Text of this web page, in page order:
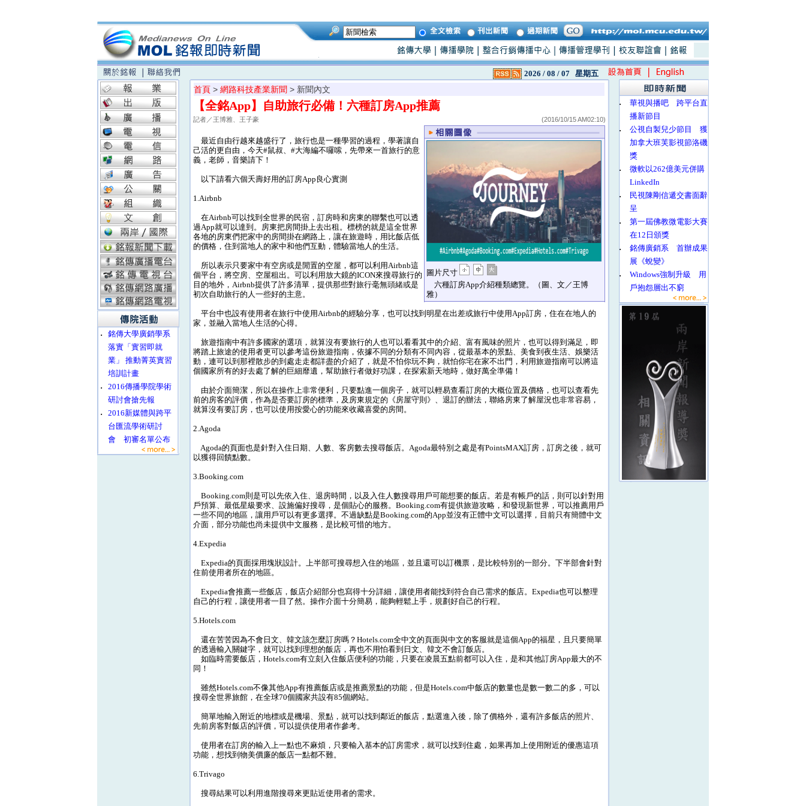
2026 / 08 / 07 星期五
‧
銘傳大學廣銷學系
落實「實習即就
業」 推動菁英實習
培訓計畫
‧
2016傳播學院學術
研討會搶先報
‧
2016新媒體與跨平
台匯流學術研討
會 初審名單公布
首頁 > 網路科技產業新聞 > 新聞內文
【全銘App】自助旅行必備！六種訂房App推薦
記者／王博雅、王子豪 (2016/10/15 AM02:10)
圖片尺寸
六種訂房App介紹種類總覽。（圖、文／王博
雅）
最近自由行越來越盛行了，旅行也是一種學習的過程，學著讓自
己活的更自由，今天#鼠叔、#大海編不囉嗦，先帶來一首旅行的意
義，老師，音樂請下！
以下請看六個夭壽好用的訂房App良心實測
1.Airbnb
在Airbnb可以找到全世界的民宿，訂房時和房東的聯繫也可以透
過App就可以達到。房東把房間掛上去出租。標榜的就是這全世界
各地的房東們把家中的房間掛在網路上，讓在旅遊時，用比飯店低
的價格，住到當地人的家中和他們互動，體驗當地人的生活。
所以表示只要家中有空房或是閒置的空屋，都可以利用Airbnb這
個平台，將空房、空屋租出。可以利用放大鏡的ICON來搜尋旅行的
目的地外，Airbnb提供了許多清單，提供那些對旅行毫無頭緒或是
初次自助旅行的人一些好的主意。
平台中也設有使用者在旅行中使用Airbnb的經驗分享，也可以找到明星在出差或旅行中使用App訂房，住在在地人的
家，並融入當地人生活的心得。
旅遊指南中有許多國家的選項，就算沒有要旅行的人也可以看看其中的介紹、富有風味的照片，也可以得到滿足，即
將踏上旅途的使用者更可以參考這份旅遊指南，依據不同的分類有不同內容，從最基本的景點、美食到夜生活、娛樂活
動，連可以到那裡散步的到處走走都詳盡的介紹了，就是不怕你玩不夠，就怕你宅在家不出門，利用旅遊指南可以將這
個國家所有的好去處了解的巨細靡遺，幫助旅行者做好功課，在探索新天地時，做好萬全準備！
由於介面簡潔，所以在操作上非常便利，只要點進一個房子，就可以輕易查看訂房的大概位置及價格，也可以查看先
前的房客的評價，作為是否要訂房的標準，及房東規定的《房屋守則》、退訂的辦法，聯絡房東了解屋況也非常容易，
就算沒有要訂房，也可以使用按愛心的功能來收藏喜愛的房間。
2.Agoda
Agoda的頁面也是針對入住日期、人數、客房數去搜尋飯店。Agoda最特別之處是有PointsMAX訂房，訂房之後，就可
以獲得回饋點數。
3.Booking.com
Booking.com則是可以先依入住、退房時間，以及入住人數搜尋用戶可能想要的飯店。若是有帳戶的話，則可以針對用
戶預算、最低星級要求、設施偏好搜尋，是個貼心的服務。Booking.com有提供旅遊攻略，和發現新世界，可以推薦用戶
一些不同的地區，讓用戶可以有更多選擇。不過缺點是Booking.com的App並沒有正體中文可以選擇，目前只有簡體中文
介面，部分功能也尚未提供中文服務，是比較可惜的地方。
4.Expedia
Expedia的頁面採用塊狀設計。上半部可搜尋想入住的地區，並且還可以訂機票，是比較特別的一部分。下半部會針對
住前使用者所在的地區。
Expedia會推薦一些飯店，飯店介紹部分也寫得十分詳細，讓使用者能找到符合自己需求的飯店。Expedia也可以整理
自己的行程，讓使用者一目了然。操作介面十分簡易，能夠輕鬆上手，規劃好自己的行程。
5.Hotels.com
還在苦苦因為不會日文、韓文該怎麼訂房嗎？Hotels.com全中文的頁面與中文的客服就是這個App的福星，且只要簡單
的透過輸入關鍵字，就可以找到理想的飯店，再也不用怕看到日文、韓文不會訂飯店。
如臨時需要飯店，Hotels.com有立刻入住飯店便利的功能，只要在凌晨五點前都可以入住，是和其他訂房App最大的不
同！
雖然Hotels.com不像其他App有推薦飯店或是推薦景點的功能，但是Hotels.com中飯店的數量也是數一數二的多，可以
搜尋全世界旅館，在全球70個國家共設有85個網站。
簡單地輸入附近的地標或是機場、景點，就可以找到鄰近的飯店，點選進入後，除了價格外，還有許多飯店的照片、
先前房客對飯店的評價，可以提供使用者作參考。
使用者在訂房的輸入上一點也不麻煩，只要輸入基本的訂房需求，就可以找到住處，如果再加上使用附近的優惠這項
功能，想找到物美價廉的飯店一點都不難。
6.Trivago
搜尋結果可以利用進階搜尋來更貼近使用者的需求。
‧
華視與播吧 跨平台直
播新節目
‧
公視自製兒少節目 獲
加拿大班芙影視節洛磯
獎
‧
微軟以262億美元併購
LinkedIn
‧
民視陳剛信遞交書面辭
呈
‧
第一屆佛教微電影大賽
在12日頒獎
‧
銘傳廣銷系 首辦成果
展《蛻變》
‧
Windows強制升級 用
戶抱怨層出不窮